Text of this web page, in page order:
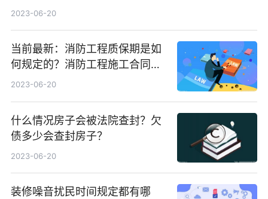
么？_环球要闻
2023-06-20
当前最新：消防工程质保期是如
何规定的？消防工程施工合同的
注意事项
2023-06-20
什么情况房子会被法院查封？欠
债多少会查封房子？
2023-06-20
装修噪音扰民时间规定都有哪